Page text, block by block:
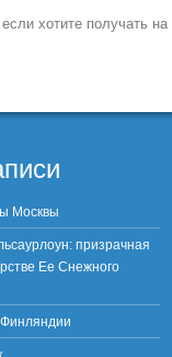
если хотите получать
Москвы
призрачная
Ее Снежного